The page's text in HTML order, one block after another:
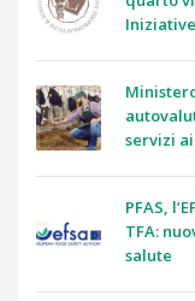
servizi
PFAS,
TFA:
salute